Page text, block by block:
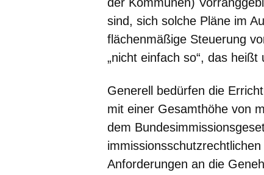
sind, sich solche Pläne im
flächenmäßige Steuerung
„nicht einfach so“, das
Generell bedürfen die
mit einer Gesamthöhe von
dem
Anforderungen an die